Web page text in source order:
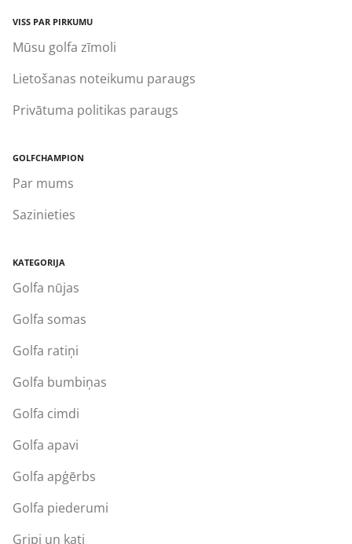
VISS PAR PIRKUMU
Mūsu golfa zīmoli
Lietošanas noteikumu paraugs
Privātuma politikas paraugs
GOLFCHAMPION
Par mums
Sazinieties
KATEGORIJA
Golfa nūjas
Golfa somas
Golfa ratiņi
Golfa bumbiņas
Golfa cimdi
Golfa apavi
Golfa apģērbs
Golfa piederumi
Gripi un kati